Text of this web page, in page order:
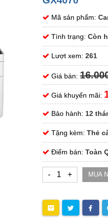
Mã sản phẩm:
Tình trạng:Còn
Lượt xem:261
Giá bán:
Giá khuyến mãi:
Bảo hành: 12
Tặng kèm:Thẻ
Điểm bán:Toàn
- + MUA